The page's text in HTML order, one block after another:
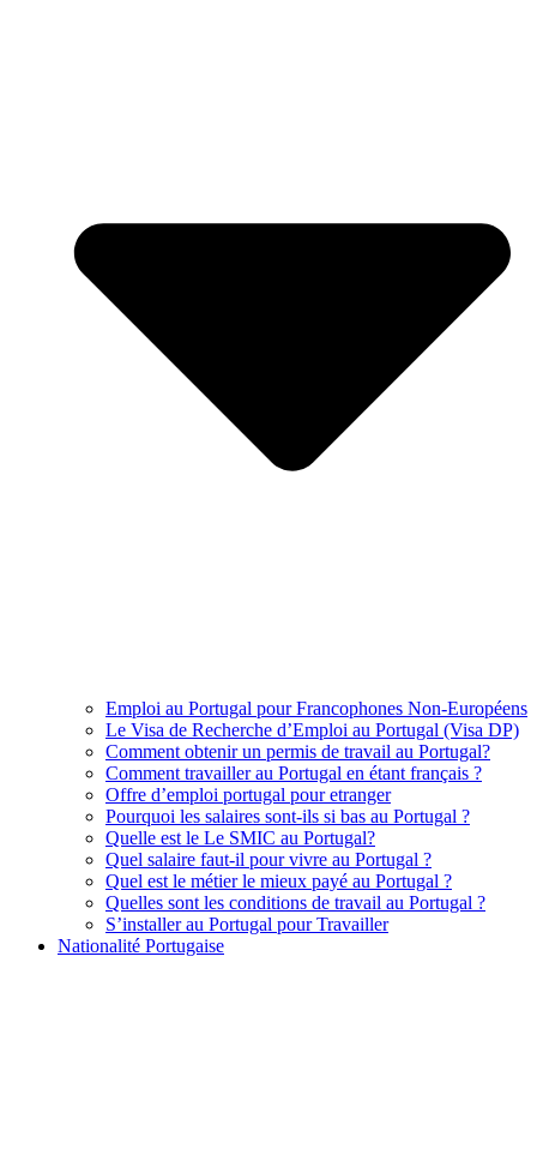
Emploi au Portugal pour Francophones Non-Européens
Le Visa de Recherche d’Emploi au Portugal (Visa DP)
Comment obtenir un permis de travail au Portugal?
Comment travailler au Portugal en étant français ?
Offre d’emploi portugal pour etranger
Pourquoi les salaires sont-ils si bas au Portugal ?
Quelle est le Le SMIC au Portugal?
Quel salaire faut-il pour vivre au Portugal ?
Quel est le métier le mieux payé au Portugal ?
Quelles sont les conditions de travail au Portugal ?
S’installer au Portugal pour Travailler
Nationalité Portugaise